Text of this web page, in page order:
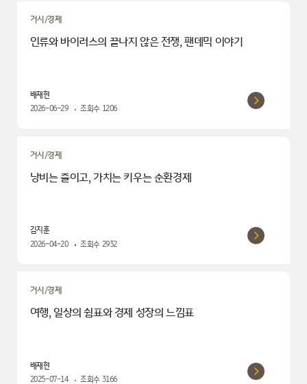
거시/경제
인류와 바이러스의 끝나지 않은 전쟁, 팬데믹 이야기
배재현
2026-06-29
조회수 1206
거시/경제
낭비는 줄이고, 가치는 키우는 순환경제
김지훈
2026-04-20
조회수 2932
거시/경제
여행, 일상의 쉼표와 경제 성장의 느낌표
배재현
2025-07-14
조회수 3166